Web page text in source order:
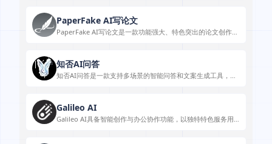
PaperFake AI写论文
PaperFake AI写论文是一款功能强大、特色突出的论文创作工
知否AI问答
知否AI问答是一款支持多场景的智能问答和文案生成工具，满
Galileo AI
Galileo AI具备智能创作与办公协作功能，以独特特色服务用